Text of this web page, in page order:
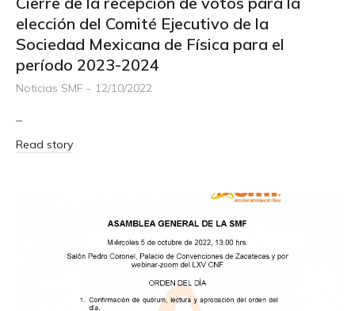
elección del Comité Ejecutivo de la
Sociedad Mexicana de Física para el
período 2023-2024
Noticias SMF 12/10/2022
–
Read story